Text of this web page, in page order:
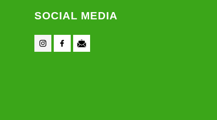
SOCIAL MEDIA